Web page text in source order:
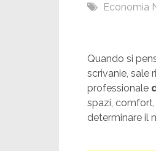
Economia
Quando si
scrivanie, sale
professionale
spazi,
determinare il